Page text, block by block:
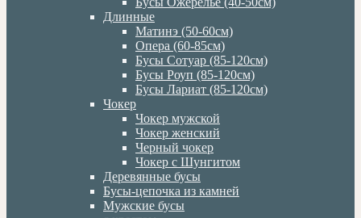
Длинные
Матинэ (50-60см)
Опера (60-85см)
Бусы Сотуар (85-120см)
Бусы Роуп (85-120см)
Бусы Лариат (85-120см)
Чокер
Чокер мужской
Чокер женский
Черный чокер
Чокер с Шунгитом
Деревянные бусы
Бусы-цепочка из камней
Мужские бусы